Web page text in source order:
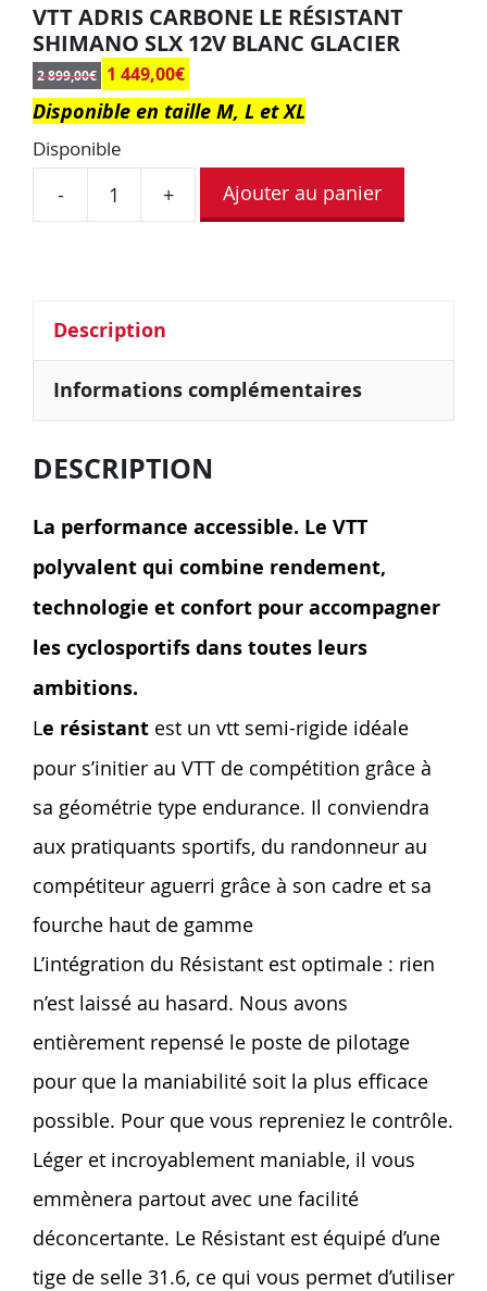
VTT ADRIS CARBONE LE RÉSISTANT
SHIMANO SLX 12V BLANC GLACIER
2 899,00€ 1 449,00€
Disponible en taille M, L et XL
Disponible
- + Ajouter au panier
Description
Informations complémentaires
DESCRIPTION
La performance accessible. Le VTT
polyvalent qui combine rendement,
technologie et confort pour accompagner
les cyclosportifs dans toutes leurs
ambitions.
Le résistant est un vtt semi-rigide idéale
pour s’initier au VTT de compétition grâce à
sa géométrie type endurance. Il conviendra
aux pratiquants sportifs, du randonneur au
compétiteur aguerri grâce à son cadre et sa
fourche haut de gamme
L’intégration du Résistant est optimale : rien
n’est laissé au hasard. Nous avons
entièrement repensé le poste de pilotage
pour que la maniabilité soit la plus efficace
possible. Pour que vous repreniez le contrôle.
Léger et incroyablement maniable, il vous
emmènera partout avec une facilité
déconcertante. Le Résistant est équipé d’une
tige de selle 31.6, ce qui vous permet d’utiliser